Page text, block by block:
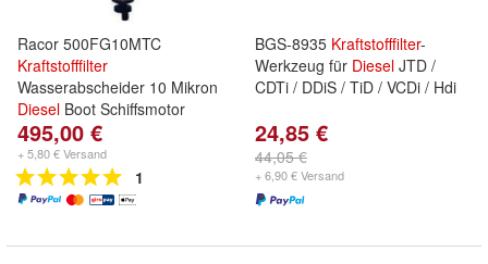
Racor 500FG10MTC
Kraftstofffilter
Wasserabscheider 10 Mikron
Diesel Boot Schiffsmotor
495,00 €
+ 5,80 € Versand
1
BGS-8935 Kraftstofffilter-
Werkzeug für Diesel JTD /
CDTi / DDiS / TiD / VCDi / Hdi
24,85 €
44,05 €
+ 6,90 € Versand